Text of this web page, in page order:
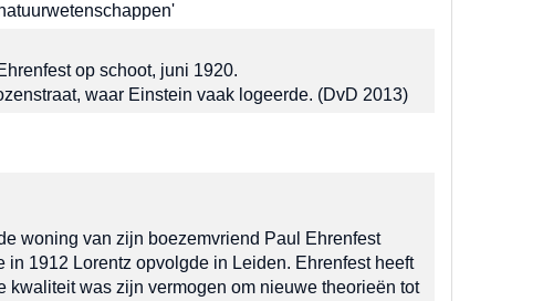
op schoot, juni 1920.
waar Einstein vaak logeerde. (DvD 2013)
woning van zijn boezemvriend Paul Ehrenfest
1912 Lorentz opvolgde in Leiden. Ehrenfest heeft
was zijn vermogen om nieuwe theorieën tot